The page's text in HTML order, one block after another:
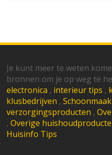
Je kunt meer te weten
bronnen om je op weg te
electronica , interieur tips ,
klusbedrijven ,
verzorgingsproducten ,
,Overige
Huisinfo Tips